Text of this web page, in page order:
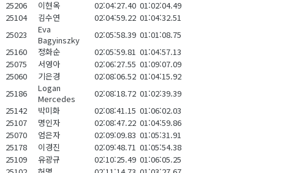
25206
이현옥 02:04:27.40 01:02:04.49
25104
김수연 02:04:59.22 01:04:32.51
25023
Eva
Bagyinszky
02:05:58.39 01:01:08.75
25160
정화순 02:05:59.81 01:04:57.13
25075
서영아 02:06:27.55 01:09:07.09
25060
기은경 02:08:06.52 01:04:15.92
25186
Logan
Mercedes
02:08:18.72 01:02:39.39
25142
박미화 02:08:41.15 01:06:02.03
25107
명인자 02:08:47.22 01:04:59.86
25070
엄은자 02:09:09.83 01:05:31.91
25178
이경진 02:09:48.71 01:05:54.38
25109
유광규 02:10:25.49 01:06:05.25